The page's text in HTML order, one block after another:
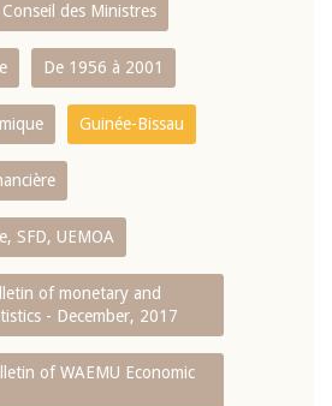
Conseil des Ministres
De 1956 à 2001
Guinée-Bissau
SFD, UEMOA
of monetary and
- December, 2017
of WAEMU Economic